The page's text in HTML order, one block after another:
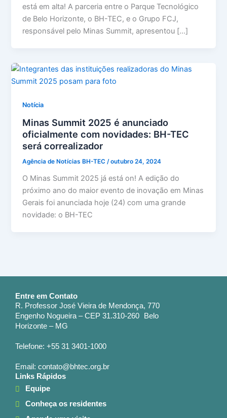
está em alta! A parceria entre o Parque Tecnológico
de Belo Horizonte, o BH-TEC, e o Grupo FCJ,
responsável pelo Minas Summit, apresentou […]
Notícia
Minas Summit 2025 é anunciado
oficialmente com novidades: BH-TEC
será correalizador
Agência de Notícias BH-TEC/outubro 24, 2024
O Minas Summit 2025 já está on! A edição do
próximo ano do maior evento de inovação em Minas
Gerais foi anunciada hoje (24) com uma grande
novidade: o BH-TEC
Entre em Contato
R. Professor José Vieira de Mendonça, 770
Engenho Nogueira – CEP 31.310-260 Belo
Horizonte – MG
Telefone: +55 31 3401-1000
Email: contato@bhtec.org.br
Links Rápidos
Equipe
Conheça os residentes